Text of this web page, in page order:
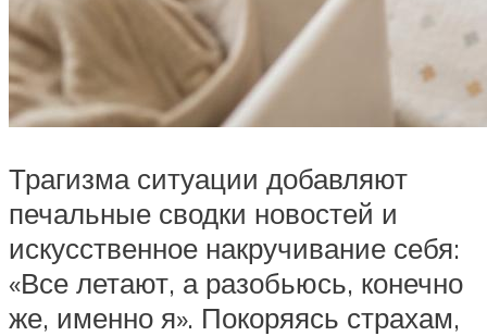
Трагизма ситуации добавляют
печальные сводки новостей и
искусственное накручивание себя:
«Все летают, а разобьюсь, конечно
же, именно я». Покоряясь страхам,